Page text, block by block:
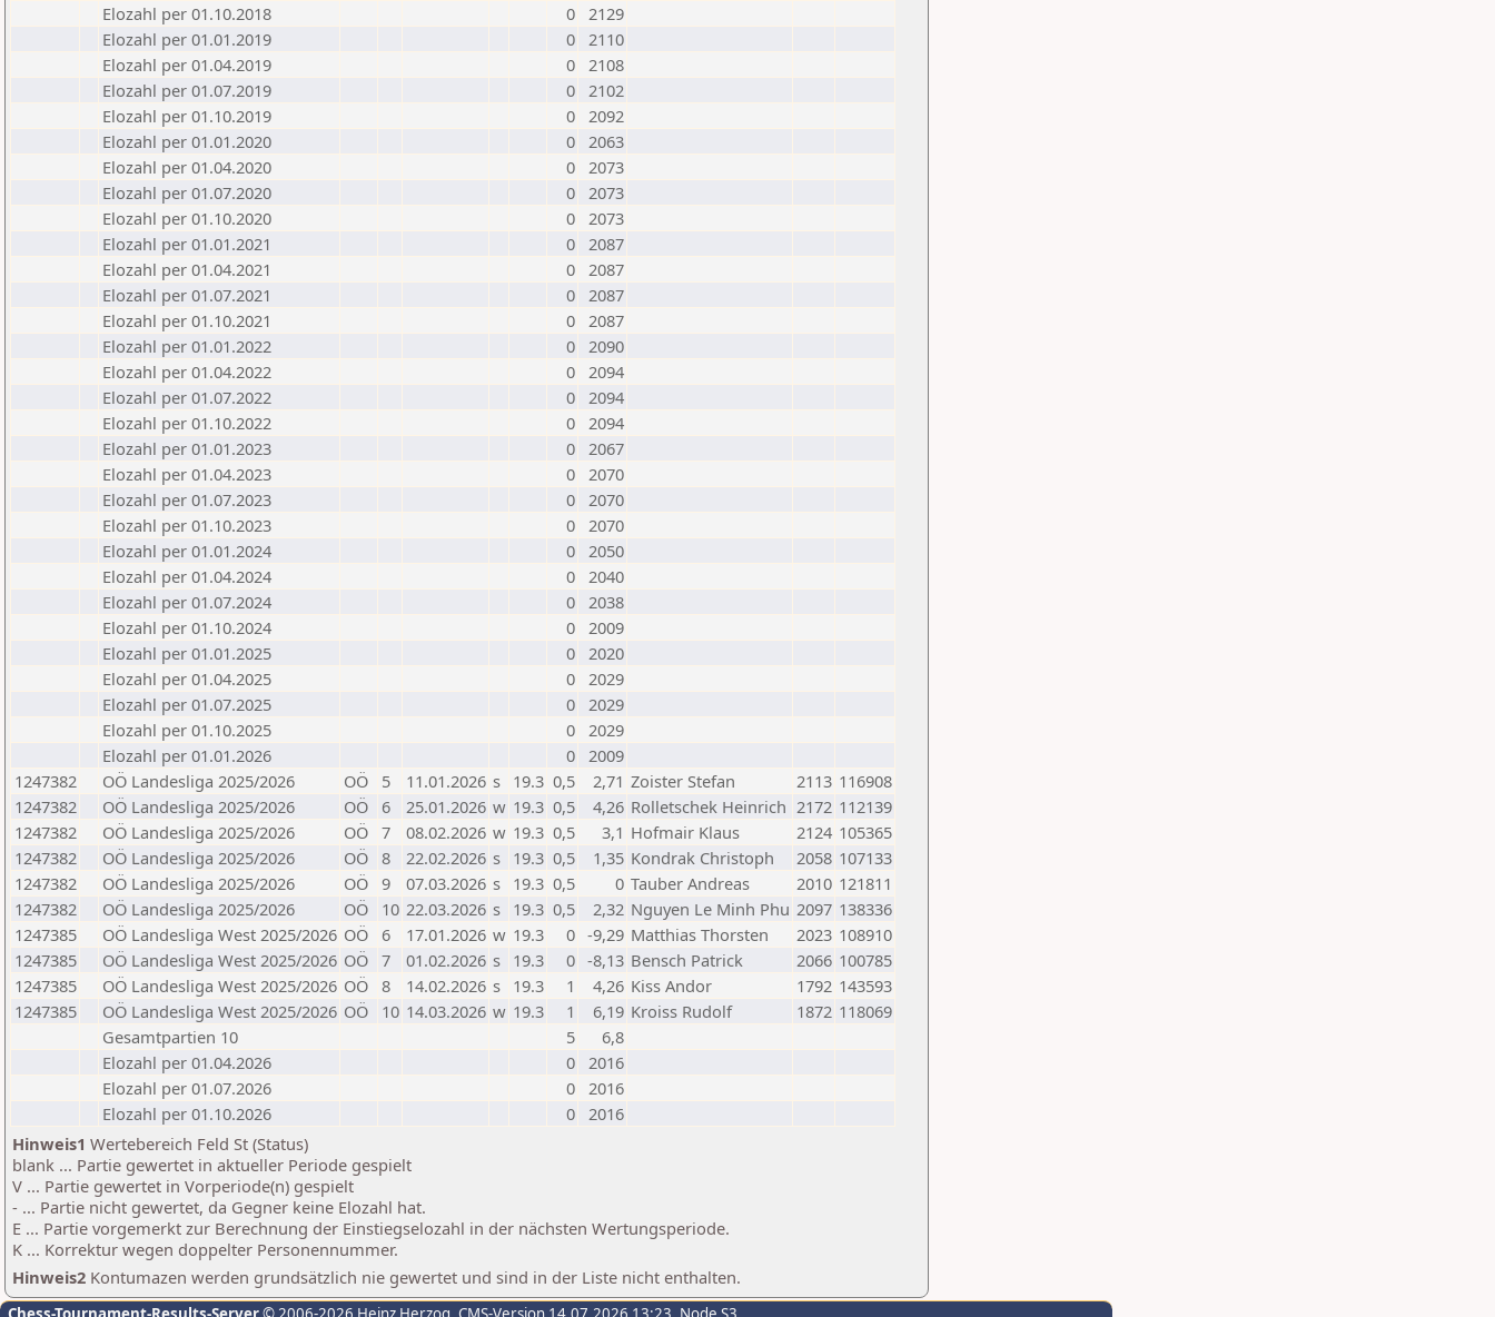
Elozahl per 01.10.2018
0 2129
Elozahl per 01.01.2019
0 2110
Elozahl per 01.04.2019
0 2108
Elozahl per 01.07.2019
0 2102
Elozahl per 01.10.2019
0 2092
Elozahl per 01.01.2020
0 2063
Elozahl per 01.04.2020
0 2073
Elozahl per 01.07.2020
0 2073
Elozahl per 01.10.2020
0 2073
Elozahl per 01.01.2021
0 2087
Elozahl per 01.04.2021
0 2087
Elozahl per 01.07.2021
0 2087
Elozahl per 01.10.2021
0 2087
Elozahl per 01.01.2022
0 2090
Elozahl per 01.04.2022
0 2094
Elozahl per 01.07.2022
0 2094
Elozahl per 01.10.2022
0 2094
Elozahl per 01.01.2023
0 2067
Elozahl per 01.04.2023
0 2070
Elozahl per 01.07.2023
0 2070
Elozahl per 01.10.2023
0 2070
Elozahl per 01.01.2024
0 2050
Elozahl per 01.04.2024
0 2040
Elozahl per 01.07.2024
0 2038
Elozahl per 01.10.2024
0 2009
Elozahl per 01.01.2025
0 2020
Elozahl per 01.04.2025
0 2029
Elozahl per 01.07.2025
0 2029
Elozahl per 01.10.2025
0 2029
Elozahl per 01.01.2026
0 2009
1247382
OÖ Landesliga 2025/2026 OÖ 5 11.01.2026 s 19.3 0,5 2,71 Zoister Stefan 2113 116908
1247382
OÖ Landesliga 2025/2026 OÖ 6 25.01.2026 w 19.3 0,5 4,26 Rolletschek Heinrich 2172 112139
1247382
OÖ Landesliga 2025/2026 OÖ 7 08.02.2026 w 19.3 0,5 3,1 Hofmair Klaus 2124 105365
1247382
OÖ Landesliga 2025/2026 OÖ 8 22.02.2026 s 19.3 0,5 1,35 Kondrak Christoph 2058 107133
1247382
OÖ Landesliga 2025/2026 OÖ 9 07.03.2026 s 19.3 0,5 0 Tauber Andreas 2010 121811
1247382
OÖ Landesliga 2025/2026 OÖ 10 22.03.2026 s 19.3 0,5 2,32 Nguyen Le Minh Phu 2097 138336
1247385
OÖ Landesliga West 2025/2026 OÖ 6 17.01.2026 w 19.3 0 -9,29 Matthias Thorsten 2023 108910
1247385
OÖ Landesliga West 2025/2026 OÖ 7 01.02.2026 s 19.3 0 -8,13 Bensch Patrick 2066 100785
1247385
OÖ Landesliga West 2025/2026 OÖ 8 14.02.2026 s 19.3 1 4,26 Kiss Andor 1792 143593
1247385
OÖ Landesliga West 2025/2026 OÖ 10 14.03.2026 w 19.3 1 6,19 Kroiss Rudolf 1872 118069
Gesamtpartien 10
5
6,8
Elozahl per 01.04.2026
0 2016
Elozahl per 01.07.2026
0 2016
Elozahl per 01.10.2026
0 2016
Hinweis1 Wertebereich Feld St (Status)
blank ... Partie gewertet in aktueller Periode gespielt
V ... Partie gewertet in Vorperiode(n) gespielt
- ... Partie nicht gewertet, da Gegner keine Elozahl hat.
E ... Partie vorgemerkt zur Berechnung der Einstiegselozahl in der nächsten Wertungsperiode.
K ... Korrektur wegen doppelter Personennummer.
Hinweis2 Kontumazen werden grundsätzlich nie gewertet und sind in der Liste nicht enthalten.